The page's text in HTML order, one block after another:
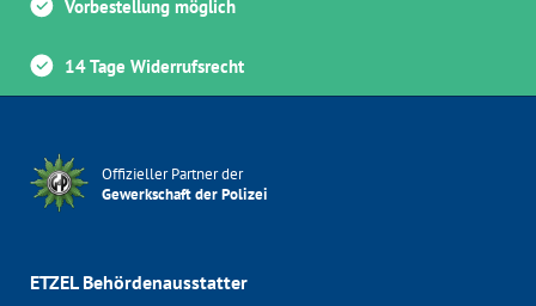
Vorbestellung möglich
14 Tage Widerrufsrecht
Offizieller Partner der
Gewerkschaft der Polizei
ETZEL Behördenausstatter